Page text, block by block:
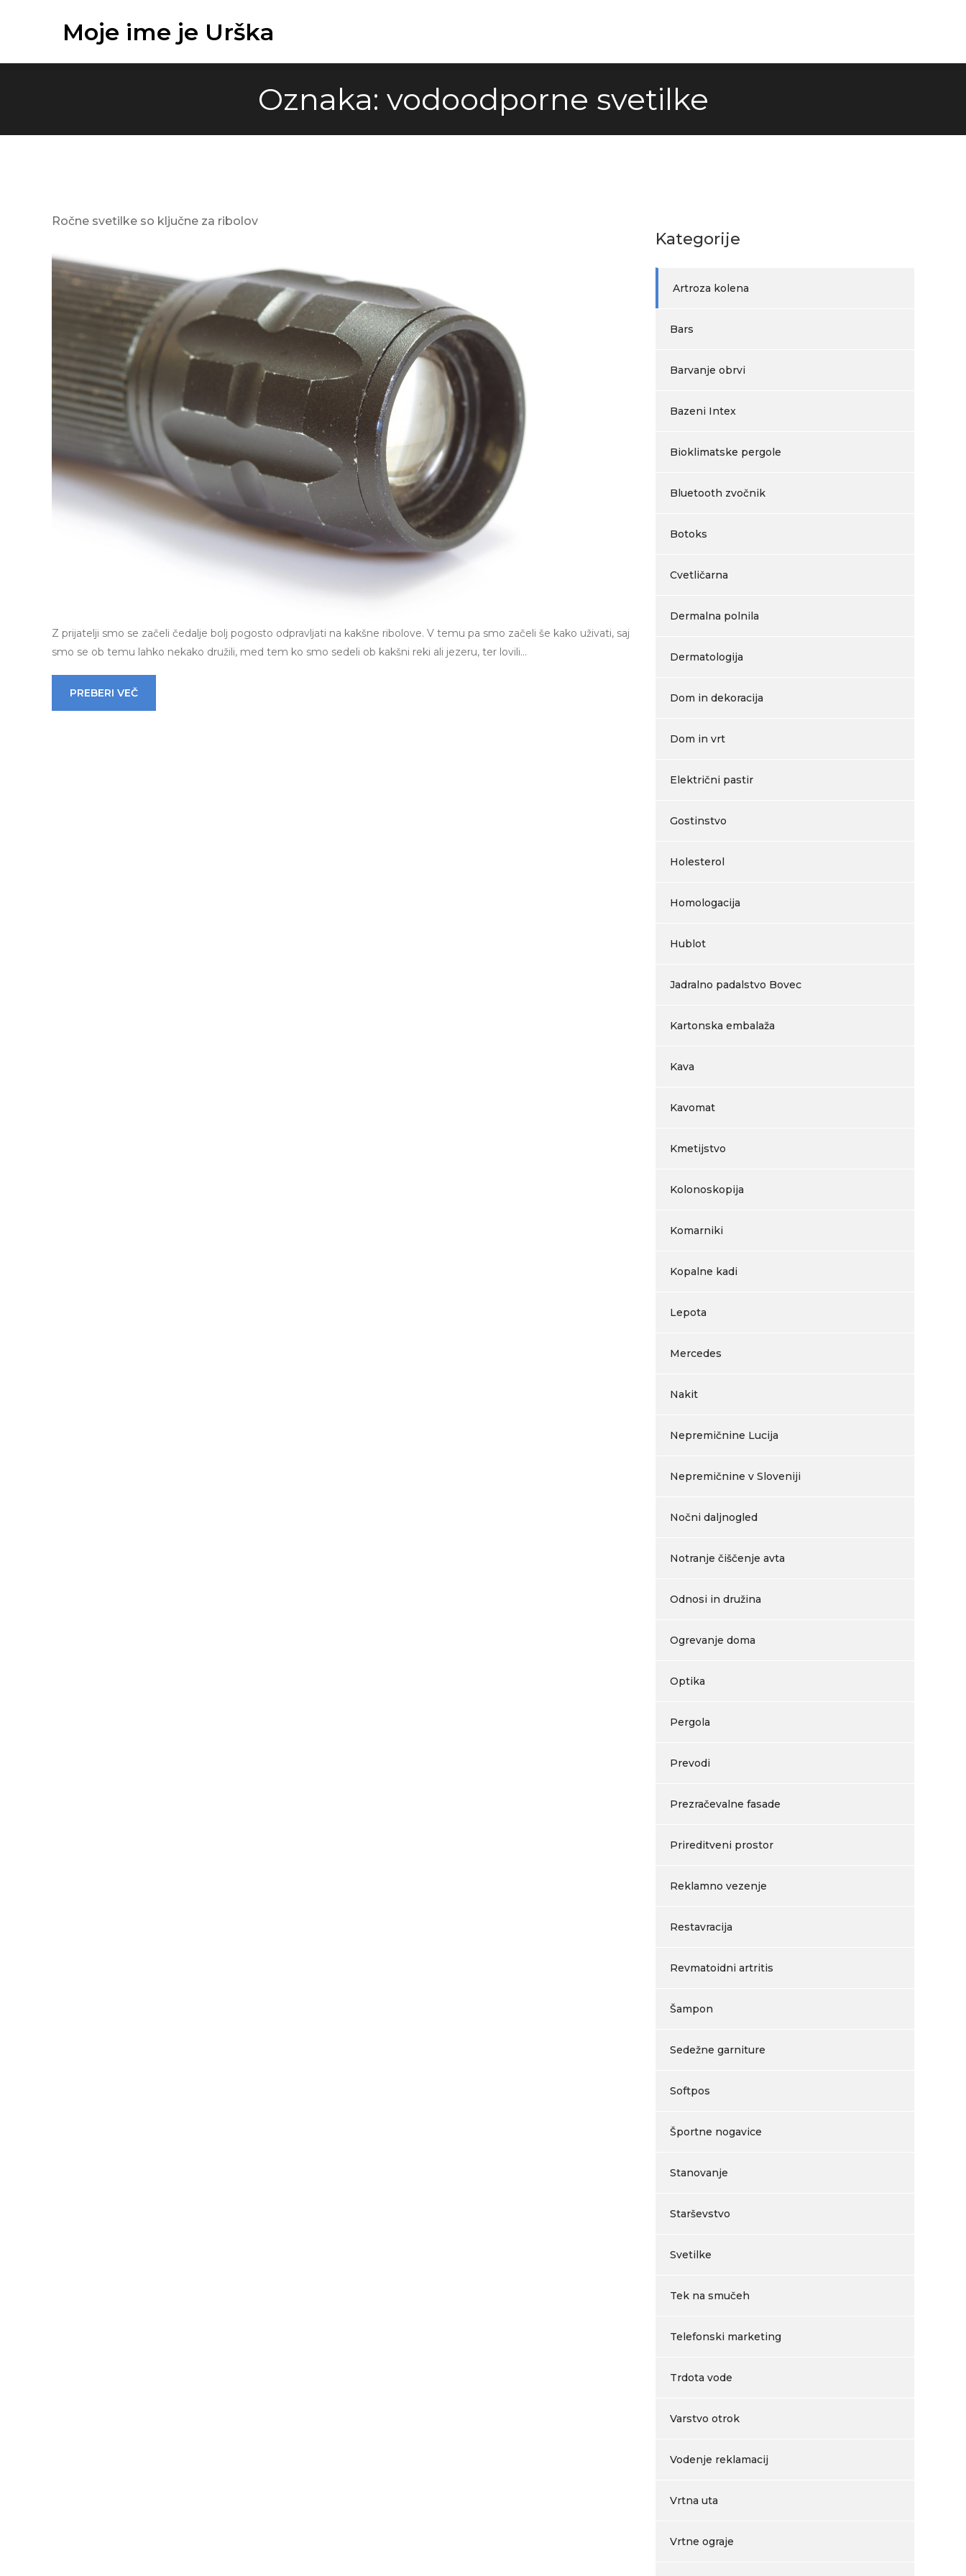
Moje ime je Urška
Oznaka: vodoodporne svetilke
Ročne svetilke so ključne za ribolov
Z prijatelji smo se začeli čedalje bolj pogosto odpravljati na kakšne ribolove. V temu pa smo začeli še kako uživati, saj
smo se ob temu lahko nekako družili, med tem ko smo sedeli ob kakšni reki ali jezeru, ter lovili…
PREBERI VEČ
Kategorije
Artroza kolena
Bars
Barvanje obrvi
Bazeni Intex
Bioklimatske pergole
Bluetooth zvočnik
Botoks
Cvetličarna
Dermalna polnila
Dermatologija
Dom in dekoracija
Dom in vrt
Električni pastir
Gostinstvo
Holesterol
Homologacija
Hublot
Jadralno padalstvo Bovec
Kartonska embalaža
Kava
Kavomat
Kmetijstvo
Kolonoskopija
Komarniki
Kopalne kadi
Lepota
Mercedes
Nakit
Nepremičnine Lucija
Nepremičnine v Sloveniji
Nočni daljnogled
Notranje čiščenje avta
Odnosi in družina
Ogrevanje doma
Optika
Pergola
Prevodi
Prezračevalne fasade
Prireditveni prostor
Reklamno vezenje
Restavracija
Revmatoidni artritis
Šampon
Sedežne garniture
Softpos
Športne nogavice
Stanovanje
Starševstvo
Svetilke
Tek na smučeh
Telefonski marketing
Trdota vode
Varstvo otrok
Vodenje reklamacij
Vrtna uta
Vrtne ograje